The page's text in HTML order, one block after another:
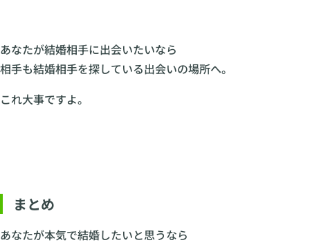
あなたが結婚相手に出会いたいなら
相手も結婚相手を探している出会いの場所へ。
これ大事ですよ。
まとめ
あなたが本気で結婚したいと思うなら